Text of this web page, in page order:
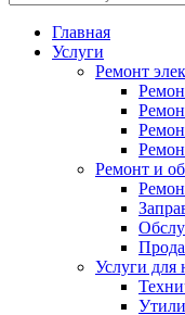
Главная
Услуги
Ремонт
Ремонт и
Услуги для